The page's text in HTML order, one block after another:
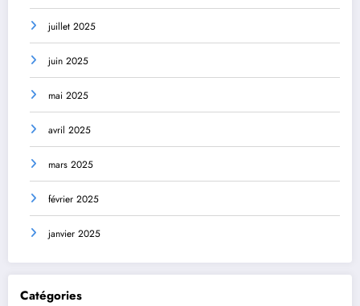
juillet 2025
juin 2025
mai 2025
avril 2025
mars 2025
février 2025
janvier 2025
Catégories